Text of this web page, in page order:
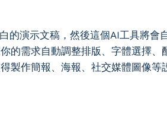
的演示文稿，然後這個AI工具將會
的需求自動調整排版、字體選擇、
製作簡報、海報、社交媒體圖像等